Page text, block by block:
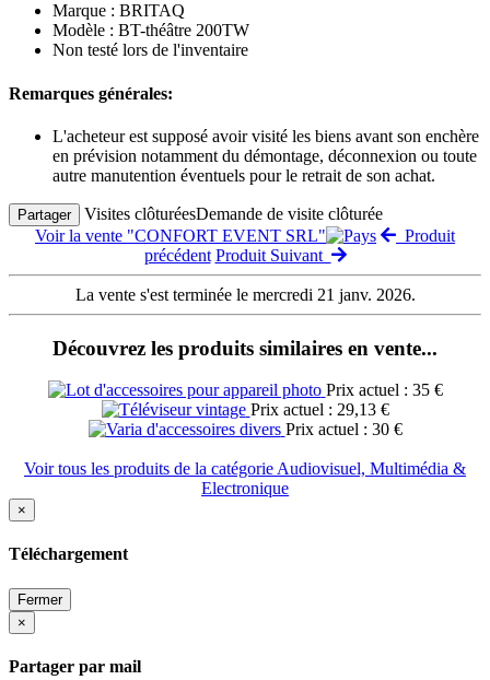
Marque : BRITAQ
Modèle : BT-théâtre 200TW
Non testé lors de l'inventaire
Remarques générales:
L'acheteur est supposé avoir visité les biens avant son enchère
en prévision notamment du démontage, déconnexion ou toute
autre manutention éventuels pour le retrait de son achat.
Partager Visites clôturéesDemande de visite clôturée
Voir la vente "CONFORT EVENT SRL"
Produit
précédent Produit Suivant
La vente s'est terminée le mercredi 21 janv. 2026.
Découvrez les produits similaires en vente...
Prix actuel : 35 €
Prix actuel : 29,13 €
Prix actuel : 30 €
Voir tous les produits de la catégorie Audiovisuel, Multimédia &
Electronique
×
Téléchargement
Fermer
×
Partager par mail